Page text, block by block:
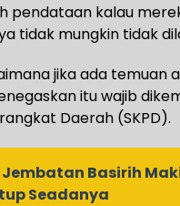
pendataan kalau
tidak mungkin tidak
jika ada temuan
itu wajib
Daerah (SKPD).
Jembatan Basirih
Seadanya